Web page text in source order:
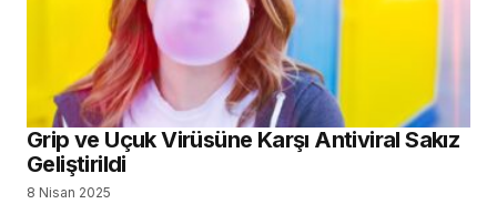
Grip ve Uçuk Virüsüne Karşı Antiviral Sakız
Geliştirildi
8 Nisan 2025